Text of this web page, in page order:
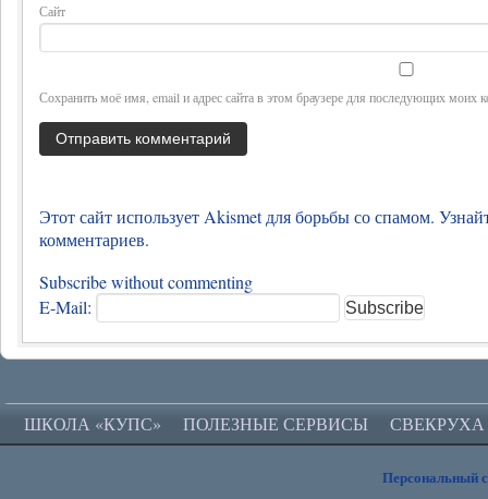
Сайт
Сохранить моё имя, email и адрес сайта в этом браузере для последующих моих
Этот сайт использует Akismet для борьбы со спамом.
комментариев.
Subscribe without commenting
E-Mail:
ШКОЛА «КУПС» ПОЛЕЗНЫЕ СЕРВИСЫ СВЕКРУХА
Персональный